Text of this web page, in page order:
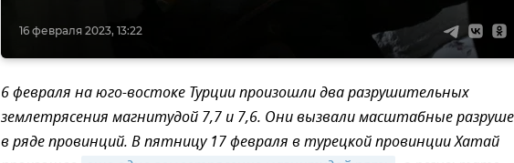
16 февраля 2023, 13:22
6 февраля на юго-востоке Турции произошли два разрушительных
землетрясения магнитудой 7,7 и 7,6. Они вызвали масштабные
в ряде провинций. В пятницу 17 февраля в турецкой провинции Хатай